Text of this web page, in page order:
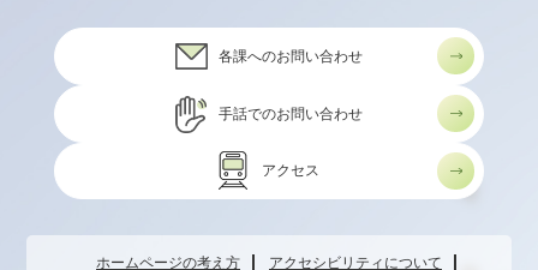
各課へのお問い合わせ
手話でのお問い合わせ
アクセス
ホームページの考え方 アクセシビリティについて